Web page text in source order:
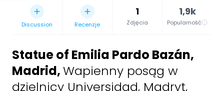
Discussion Recenzje
1
Zdjęcia
1,9k
Popularność
Statue of Emilia Pardo Bazán,
Madrid,Wapienny posąg w
dzielnicy Universidad, Madryt,